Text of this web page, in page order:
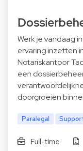
Werk je vandaag
ervaring inzetten
Notariskantoor
een
doorgroeien
Paralegal
Full-time